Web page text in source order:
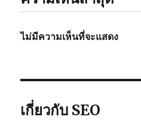
ไม่มีความเห็นที่จะแสดง
เกี่ยวกับ SEO